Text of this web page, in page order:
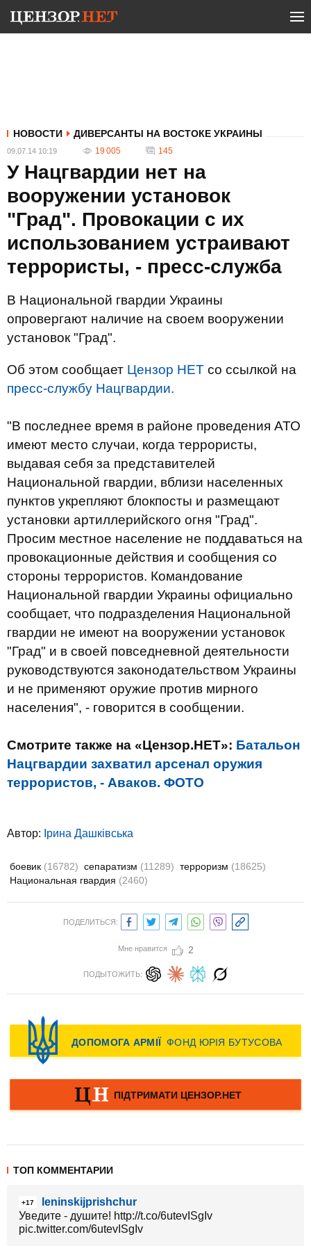
НОВОСТИ ДИВЕРСАНТЫ НА ВОСТОКЕ УКРАИНЫ
09.07.14 10:19 19 005 145
У Нацгвардии нет на
вооружении установок
"Град". Провокации с их
использованием устраивают
террористы, - пресс-служба
В Национальной гвардии Украины
опровергают наличие на своем вооружении
установок "Град".
Об этом сообщает Цензор НЕТ со ссылкой на
пресс-службу Нацгвардии.
"В последнее время в районе проведения АТО
имеют место случаи, когда террористы,
выдавая себя за представителей
Национальной гвардии, вблизи населенных
пунктов укрепляют блокпосты и размещают
установки артиллерийского огня "Град".
Просим местное население не поддаваться на
провокационные действия и сообщения со
стороны террористов. Командование
Национальной гвардии Украины официально
сообщает, что подразделения Национальной
гвардии не имеют на вооружении установок
"Град" и в своей повседневной деятельности
руководствуются законодательством Украины
и не применяют оружие против мирного
населения", - говорится в сообщении.
Смотрите также на «Цензор.НЕТ»: Батальон
Нацгвардии захватил арсенал оружия
террористов, - Аваков. ФОТО
Автор: Ірина Дашківська
боевик (16782) сепаратизм (11289) терроризм (18625)
Национальная гвардия (2460)
ПОДЕЛИТЬСЯ:
Мне нравится 2
ПОДЫТОЖИТЬ:
ТОП КОММЕНТАРИИ
+17
leninskijprishchur
Уведите - душите! http://t.co/6utevISgIv
pic.twitter.com/6utevISgIv